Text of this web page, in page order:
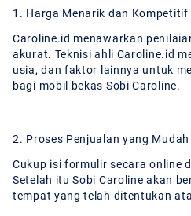
1. Harga Menarik dan Kompetitif
Caroline.id menawarkan
akurat. Teknisi ahli Caroline.id
usia, dan faktor lainnya untuk
bagi mobil bekas Sobi Caroline.
2. Proses Penjualan yang
Cukup isi formulir secara online
Setelah itu Sobi Caroline akan
tempat yang telah ditentukan